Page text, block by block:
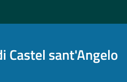
Castel sant'Angelo